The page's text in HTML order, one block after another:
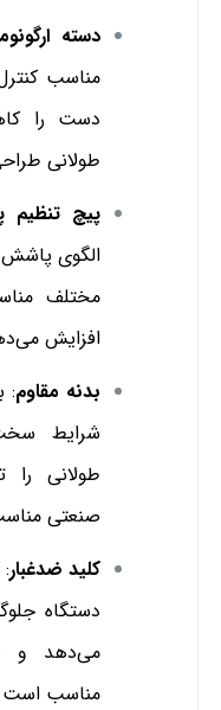
دسته
مناسب
دست را
طولانی
پیچ تنظیم
الگوی
مختلف
افزایش
بدنه مقاوم:
شرایط
طولانی را
صنعتی
کلید ضدغبار:
دستگاه
می‌دهد و
مناسب